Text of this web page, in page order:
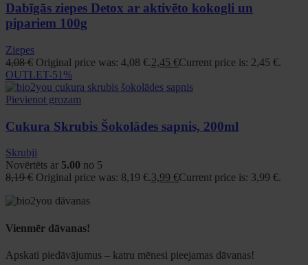
Dabīgās ziepes Detox ar aktivēto kokogli un
pipariem 100g
Ziepes
4,08€ Original price was: 4,08 €.2,45 €Current price is: 2,45 €.
OUTLET-51%
Pievienot grozam
Cukura Skrubis Šokolādes sapnis, 200ml
Skrubji
Novērtēts ar 5.00 no 5
8,19€ Original price was: 8,19 €.3,99 €Current price is: 3,99 €.
Vienmēr dāvanas!
Apskati piedāvājumus – katru mēnesi pieejamas dāvanas!